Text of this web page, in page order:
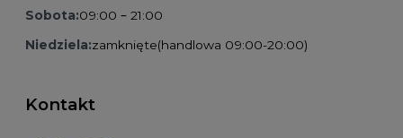
Sobota:09:00 – 21:00
Niedziela:zamknięte(handlowa 09:00-20:00)
Kontakt